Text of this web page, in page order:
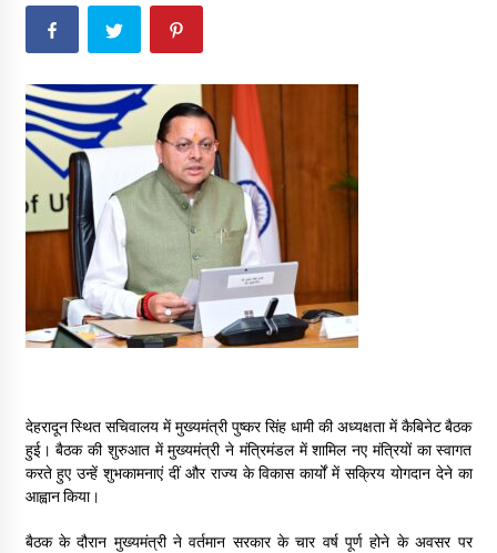
Thought Of The Day 17 May
May 17, 2022
Thought Of The Day 16 May
May 16, 2022
Thought Of The Day 14 May
May 14, 2022
Thought Of The Day 12 May
देहरादून स्थित सचिवालय में मुख्यमंत्री पुष्कर सिंह धामी की अध्यक्षता में कैबिनेट बैठक
हुई। बैठक की शुरुआत में मुख्यमंत्री ने मंत्रिमंडल में शामिल नए मंत्रियों का स्वागत
करते हुए उन्हें शुभकामनाएं दीं और राज्य के विकास कार्यों में सक्रिय योगदान देने का
आह्वान किया।
बैठक के दौरान मुख्यमंत्री ने वर्तमान सरकार के चार वर्ष पूर्ण होने के अवसर पर